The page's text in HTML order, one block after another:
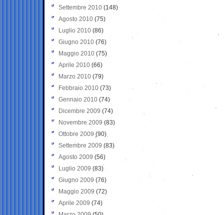
Settembre 2010 (148)
Agosto 2010 (75)
Luglio 2010 (86)
Giugno 2010 (76)
Maggio 2010 (75)
Aprile 2010 (66)
Marzo 2010 (79)
Febbraio 2010 (73)
Gennaio 2010 (74)
Dicembre 2009 (74)
Novembre 2009 (83)
Ottobre 2009 (90)
Settembre 2009 (83)
Agosto 2009 (56)
Luglio 2009 (83)
Giugno 2009 (76)
Maggio 2009 (72)
Aprile 2009 (74)